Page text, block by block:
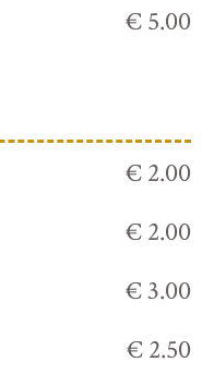
€ 5.00
€ 2.00
€ 2.00
€ 3.00
€ 2.50